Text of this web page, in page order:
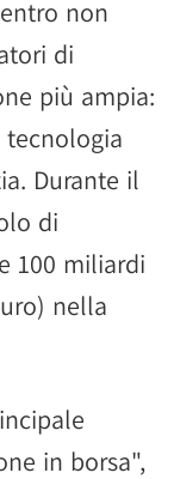
non
di
più ampia:
tecnologia
Durante il
di
100 miliardi
nella
in borsa",